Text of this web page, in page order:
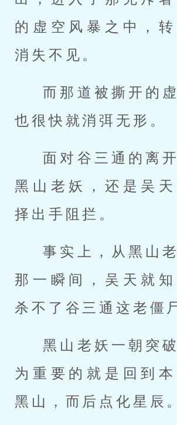
的虚空风暴之中，
消失不见。
而那道被撕开的
也很快就消弭无形。
面对谷三通的离
黑山老妖，还是吴
择出手阻拦。
事实上，从黑山
那一瞬间，吴天就知
杀不了谷三通这老僵
黑山老妖一朝突
为重要的就是回到
黑山，而后点化星辰。